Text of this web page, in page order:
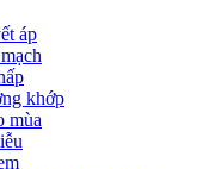
áp
khớp
mùa